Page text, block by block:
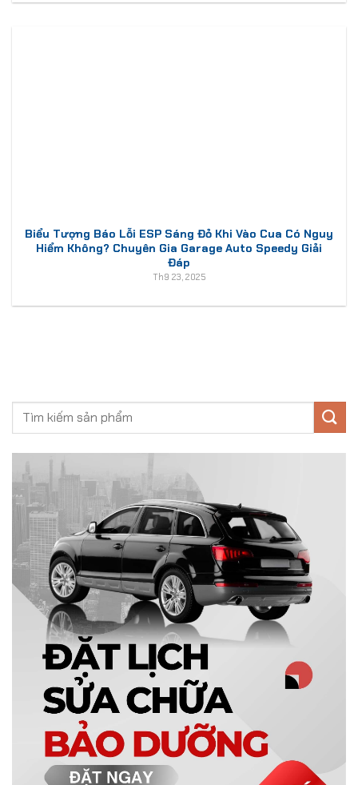
Biểu Tượng Báo Lỗi ESP Sáng Đỏ Khi Vào Cua Có Nguy
Hiểm Không? Chuyên Gia Garage Auto Speedy Giải
Đáp
Th9 23, 2025